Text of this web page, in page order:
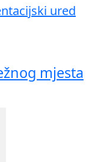
ured
mjesta